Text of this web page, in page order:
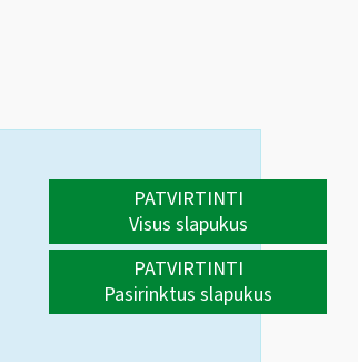
PATVIRTINTI
Visus slapukus
PATVIRTINTI
Pasirinktus slapukus